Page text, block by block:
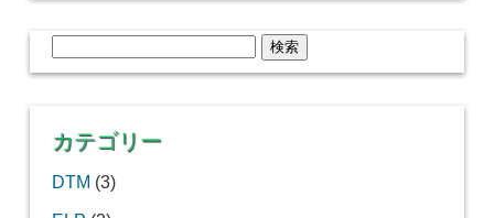
索:
カテゴリー
DTM (3)